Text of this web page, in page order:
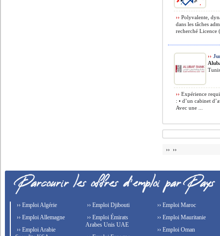
›› Polyvalente,
dans les tâches
recherché Licence
››
›› Expérience
: • d’un cabinet
Avec une ...
›› ››
›› Emploi Algérie
›› Emploi Allemagne
›› Emploi Arabie
›› Emploi Djibouti
›› Emploi Émirats
Arabes Unis UAE
›› Emploi Maroc
›› Emploi Mauritanie
›› Emploi Oman